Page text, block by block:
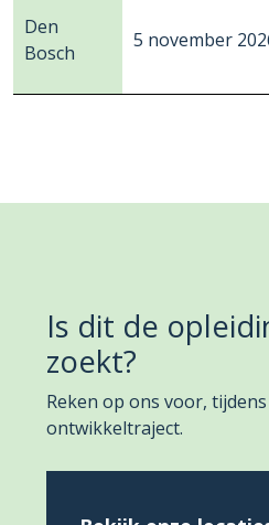
Den
Bosch
5 november
Is dit de
zoekt?
Reken op ons voor,
ontwikkeltraject.